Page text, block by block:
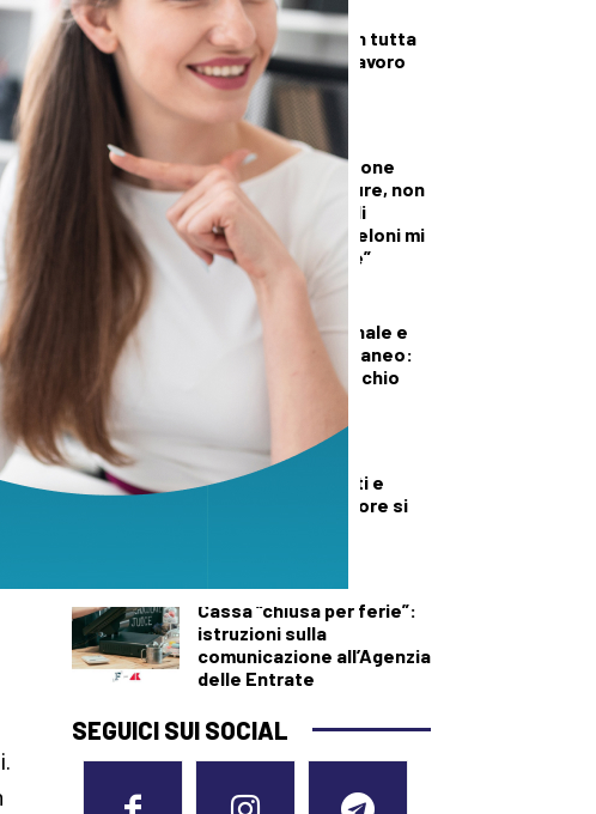
DALLA TOSCANA
Fiamme di bosco in tutta
la Regione, superlavoro
per l’Aib
DALLA TOSCANA
Conte in commissione
Covid: “Scavate pure, non
troverete niente di
illecito su di me. Meloni mi
diede del criminale”
Pillola, anello vaginale e
impianto sottocutaneo:
l’allerta Aifa sul rischio
DEMOGRAFICA
Baci, appuntamenti e
delusioni: ora l’amore si
Cassa “chiusa per ferie”:
istruzioni sulla
comunicazione all’Agenzia
delle Entrate
SEGUICI SUI SOCIAL